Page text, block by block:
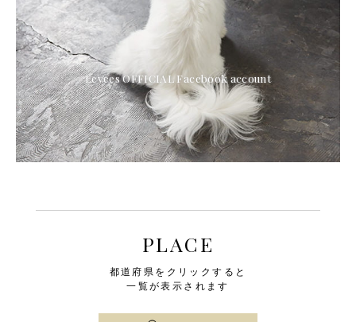
Levees OFFICIAL Facebook account
PLACE
都道府県をクリックすると
一覧が表示されます